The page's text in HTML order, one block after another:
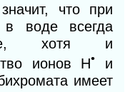
что при
в воде всегда
хотя и
ионов Н• и
имеет